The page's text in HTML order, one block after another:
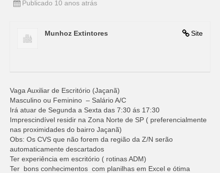
Publicado 10 anos atrás
Site
Munhoz Extintores
Vaga Auxiliar de Escritório (Jaçanã)
Masculino ou Feminino – Salário A/C
Irá atuar de Segunda a Sexta das 7:30 ás 17:30
Imprescindível residir na Zona Norte de SP ( preferencialmente
nas proximidades do bairro Jaçanã)
Obs: Os CVS que não forem da região da Z/N serão
automaticamente descartados
Ter experiência em escritório ( rotinas ADM)
Ter bons conhecimentos com planilhas em Excel e ótima